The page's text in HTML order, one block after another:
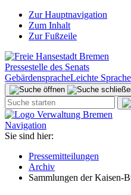
Zur Hauptnavigation
Zum Inhalt
Zur Fußzeile
Pressestelle des Senats
GebärdenspracheLeichte Sprache
Navigation
Sie sind hier:
Pressemitteilungen
Archiv
Sammlungen der Kaisen-